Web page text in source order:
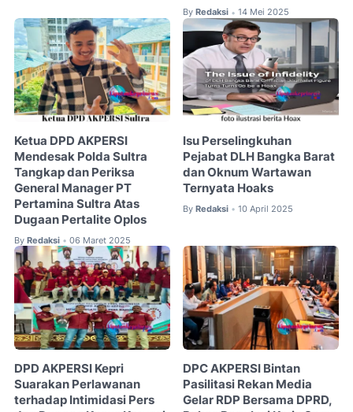
By Redaksi • 14 Mei 2025
Ketua DPD AKPERSI
Mendesak Polda Sultra
Tangkap dan Periksa
General Manager PT
Pertamina Sultra Atas
Dugaan Pertalite Oplos
By Redaksi • 06 Maret 2025
Isu Perselingkuhan
Pejabat DLH Bangka Barat
dan Oknum Wartawan
Ternyata Hoaks
By Redaksi • 10 April 2025
DPD AKPERSI Kepri
Suarakan Perlawanan
terhadap Intimidasi Pers
DPC AKPERSI Bintan
Pasilitasi Rekan Media
Gelar RDP Bersama DPRD,